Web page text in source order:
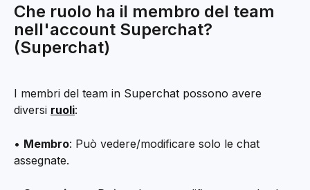
Che ruolo ha il membro del team
nell'account Superchat?
(Superchat)
I membri del team in Superchat possono avere
diversi ruoli:
• Membro: Può vedere/modificare solo le chat
assegnate.